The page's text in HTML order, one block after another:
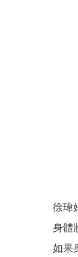
徐瑋
身體
如果